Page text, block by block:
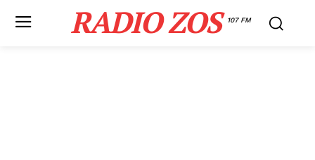
RADIO ZOS 107 FM